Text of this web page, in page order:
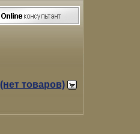
(нет товаров)